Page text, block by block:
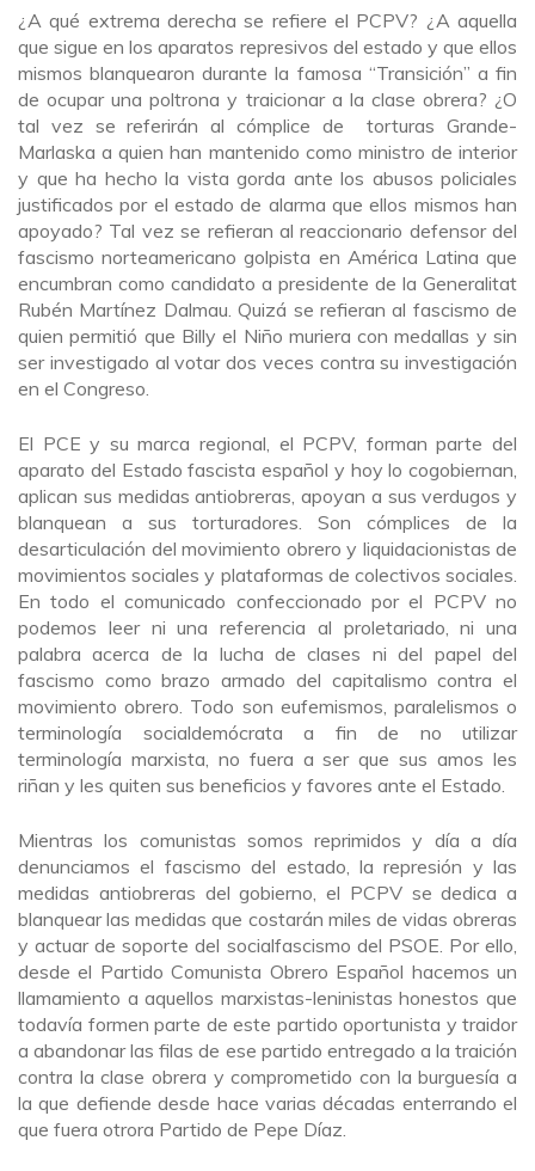
¿A qué extrema derecha se refiere el PCPV? ¿A aquella
que sigue en los aparatos represivos del estado y que ellos
mismos blanquearon durante la famosa “Transición” a fin
de ocupar una poltrona y traicionar a la clase obrera? ¿O
tal vez se referirán al cómplice de torturas Grande-
Marlaska a quien han mantenido como ministro de interior
y que ha hecho la vista gorda ante los abusos policiales
justificados por el estado de alarma que ellos mismos han
apoyado? Tal vez se refieran al reaccionario defensor del
fascismo norteamericano golpista en América Latina que
encumbran como candidato a presidente de la Generalitat
Rubén Martínez Dalmau. Quizá se refieran al fascismo de
quien permitió que Billy el Niño muriera con medallas y sin
ser investigado al votar dos veces contra su investigación
en el Congreso.
El PCE y su marca regional, el PCPV, forman parte del
aparato del Estado fascista español y hoy lo cogobiernan,
aplican sus medidas antiobreras, apoyan a sus verdugos y
blanquean a sus torturadores. Son cómplices de la
desarticulación del movimiento obrero y liquidacionistas de
movimientos sociales y plataformas de colectivos sociales.
En todo el comunicado confeccionado por el PCPV no
podemos leer ni una referencia al proletariado, ni una
palabra acerca de la lucha de clases ni del papel del
fascismo como brazo armado del capitalismo contra el
movimiento obrero. Todo son eufemismos, paralelismos o
terminología socialdemócrata a fin de no utilizar
terminología marxista, no fuera a ser que sus amos les
riñan y les quiten sus beneficios y favores ante el Estado.
Mientras los comunistas somos reprimidos y día a día
denunciamos el fascismo del estado, la represión y las
medidas antiobreras del gobierno, el PCPV se dedica a
blanquear las medidas que costarán miles de vidas obreras
y actuar de soporte del socialfascismo del PSOE. Por ello,
desde el Partido Comunista Obrero Español hacemos un
llamamiento a aquellos marxistas-leninistas honestos que
todavía formen parte de este partido oportunista y traidor
a abandonar las filas de ese partido entregado a la traición
contra la clase obrera y comprometido con la burguesía a
la que defiende desde hace varias décadas enterrando el
que fuera otrora Partido de Pepe Díaz.